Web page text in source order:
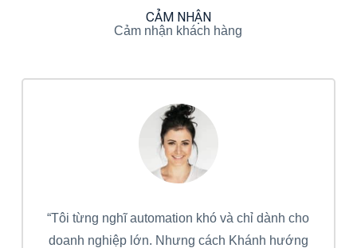
CẢM NHẬN
Cảm nhận khách hàng
“Tôi từng nghĩ automation khó và chỉ dành cho
doanh nghiệp lớn. Nhưng cách Khánh hướng